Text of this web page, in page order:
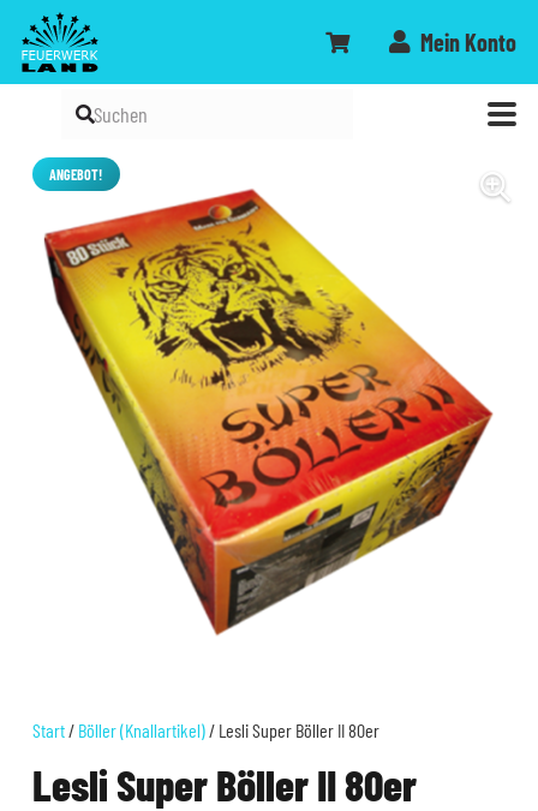
Mein Konto
ANGEBOT!
Start/ Böller (Knallartikel)/ Lesli Super Böller II 80er
Lesli Super Böller II 80er